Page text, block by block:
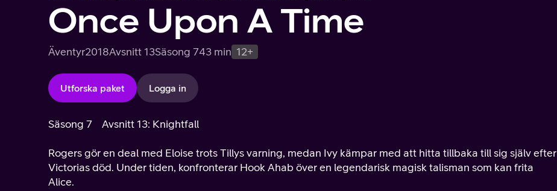
Once Upon A Time
Äventyr2018Avsnitt 13Säsong 743 min 12+
Utforska paket Logga in
Säsong 7 Avsnitt 13: Knightfall
Rogers gör en deal med Eloise trots Tillys varning, medan Ivy kämpar med att hitta tillbaka till sig själv efter
Victorias död. Under tiden, konfronterar Hook Ahab över en legendarisk magisk talisman som kan frita
Alice.